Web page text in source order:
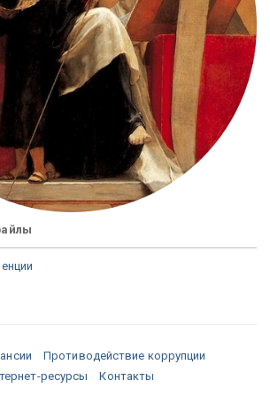
Противодействие коррупции
ресурсы
Контакты